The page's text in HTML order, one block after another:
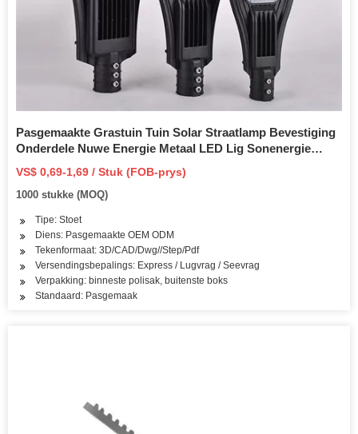
Pasgemaakte Grastuin Tuin Solar Straatlamp Bevestiging
Onderdele Nuwe Energie Metaal LED Lig Sonenergie
Stelsel Beugel vir Buiteluglamp
VS$ 0,69-1,69 / Stuk (FOB-prys)
1000 stukke (MOQ)
Tipe: Stoet
Diens: Pasgemaakte OEM ODM
Tekenformaat: 3D/CAD/Dwg//Step/Pdf
Versendingsbepalings: Express / Lugvrag / Seevrag
Verpakking: binneste polisak, buitenste boks
Standaard: Pasgemaak